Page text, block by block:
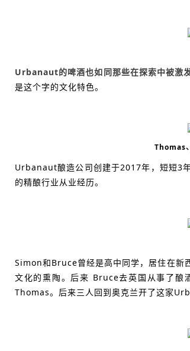
Urbanaut的啤酒也如同那些在探索中被激
是这个字的文化特色。
Thomas
Urbanaut酿造公司创建于2017年，短短3
的精酿行业从业经历。
Simon和Bruce曾经是高中同学，居住在新
文化的熏陶。后来 Bruce去英国从事了酿
Thomas。后来三人回到奥克兰开了这家